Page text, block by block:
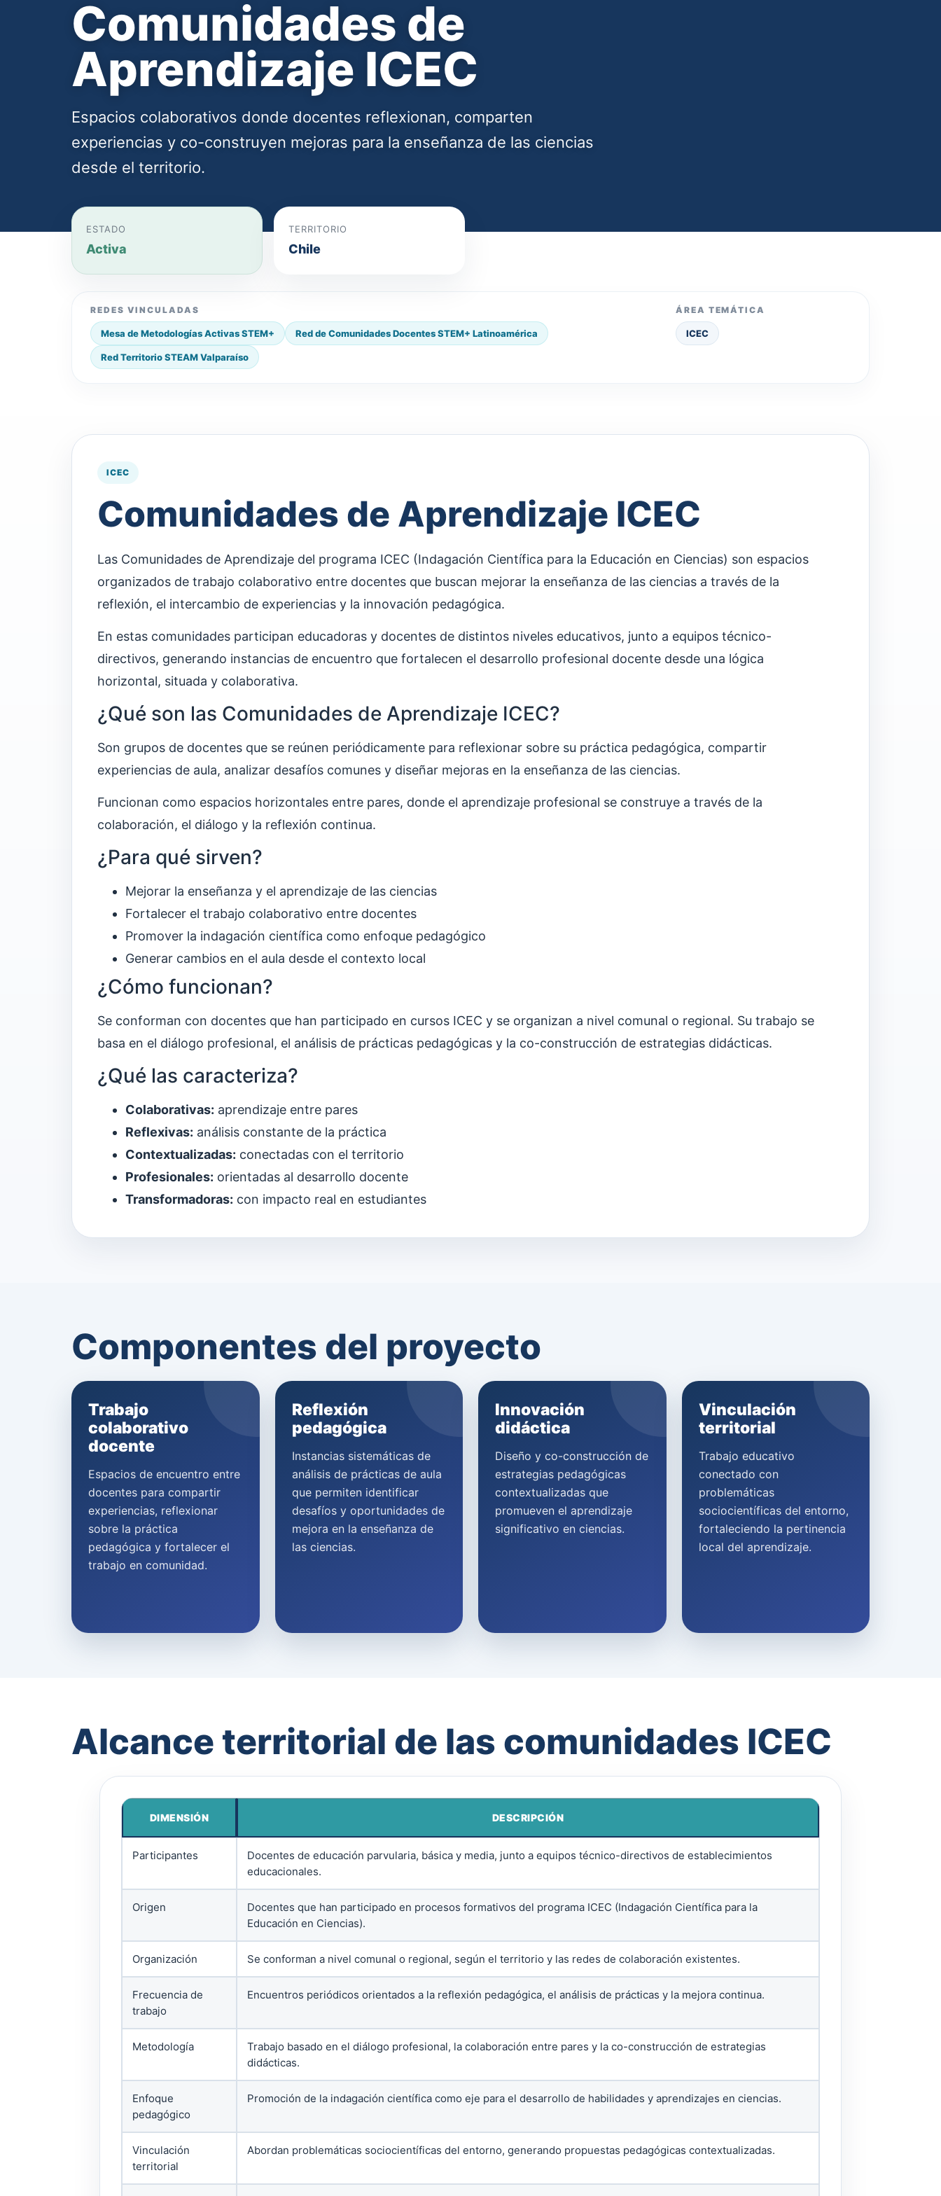
Comunidades de
Aprendizaje ICEC
Espacios colaborativos donde docentes reflexionan, comparten
experiencias y co-construyen mejoras para la enseñanza de las ciencias
desde el territorio.
ESTADO
Activa
TERRITORIO
Chile
REDES VINCULADAS
Mesa de Metodologías Activas STEM+ Red de Comunidades Docentes STEM+ Latinoamérica
Red Territorio STEAM Valparaíso
ÁREA TEMÁTICA
ICEC
ICEC
Comunidades de Aprendizaje ICEC
Las Comunidades de Aprendizaje del programa ICEC (Indagación Científica para la Educación en Ciencias) son espacios
organizados de trabajo colaborativo entre docentes que buscan mejorar la enseñanza de las ciencias a través de la
reflexión, el intercambio de experiencias y la innovación pedagógica.
En estas comunidades participan educadoras y docentes de distintos niveles educativos, junto a equipos técnico-
directivos, generando instancias de encuentro que fortalecen el desarrollo profesional docente desde una lógica
horizontal, situada y colaborativa.
¿Qué son las Comunidades de Aprendizaje ICEC?
Son grupos de docentes que se reúnen periódicamente para reflexionar sobre su práctica pedagógica, compartir
experiencias de aula, analizar desafíos comunes y diseñar mejoras en la enseñanza de las ciencias.
Funcionan como espacios horizontales entre pares, donde el aprendizaje profesional se construye a través de la
colaboración, el diálogo y la reflexión continua.
¿Para qué sirven?
Mejorar la enseñanza y el aprendizaje de las ciencias
Fortalecer el trabajo colaborativo entre docentes
Promover la indagación científica como enfoque pedagógico
Generar cambios en el aula desde el contexto local
¿Cómo funcionan?
Se conforman con docentes que han participado en cursos ICEC y se organizan a nivel comunal o regional. Su trabajo se
basa en el diálogo profesional, el análisis de prácticas pedagógicas y la co-construcción de estrategias didácticas.
¿Qué las caracteriza?
Colaborativas: aprendizaje entre pares
Reflexivas: análisis constante de la práctica
Contextualizadas: conectadas con el territorio
Profesionales: orientadas al desarrollo docente
Transformadoras: con impacto real en estudiantes
Componentes del proyecto
Trabajo
colaborativo
docente
Espacios de encuentro entre
docentes para compartir
experiencias, reflexionar
sobre la práctica
pedagógica y fortalecer el
trabajo en comunidad.
Reflexión
pedagógica
Instancias sistemáticas de
análisis de prácticas de aula
que permiten identificar
desafíos y oportunidades de
mejora en la enseñanza de
las ciencias.
Innovación
didáctica
Diseño y co-construcción de
estrategias pedagógicas
contextualizadas que
promueven el aprendizaje
significativo en ciencias.
Vinculación
territorial
Trabajo educativo
conectado con
problemáticas
sociocientíficas del entorno,
fortaleciendo la pertinencia
local del aprendizaje.
Alcance territorial de las comunidades ICEC
DIMENSIÓN DESCRIPCIÓN
Participantes
Docentes de educación parvularia, básica y media, junto a equipos técnico-directivos de establecimientos
educacionales.
Origen
Docentes que han participado en procesos formativos del programa ICEC (Indagación Científica para la
Educación en Ciencias).
Organización Se conforman a nivel comunal o regional, según el territorio y las redes de colaboración existentes.
Frecuencia de
trabajo
Encuentros periódicos orientados a la reflexión pedagógica, el análisis de prácticas y la mejora continua.
Metodología
Trabajo basado en el diálogo profesional, la colaboración entre pares y la co-construcción de estrategias
didácticas.
Enfoque
pedagógico
Promoción de la indagación científica como eje para el desarrollo de habilidades y aprendizajes en ciencias.
Vinculación
territorial
Abordan problemáticas sociocientíficas del entorno, generando propuestas pedagógicas contextualizadas.